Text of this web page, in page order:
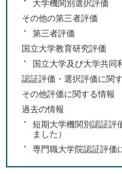
大学機関別選択評価
その他の第三者評価
第三者評価
国立大学教育研究評価
国立大学及び大学共同
認証評価・選択評価に関
その他評価に関する情報
過去の情報
短期大学機関別認証評
ました）
専門職大学院認証評価